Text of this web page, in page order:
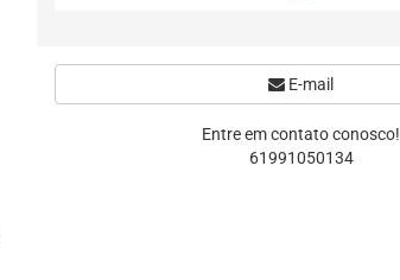
E-mail
Entre em contato conosco!
61991050134